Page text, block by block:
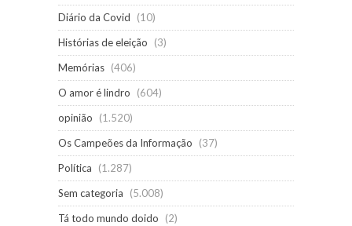
Diário da Covid
(10)
Histórias de eleição
(3)
Memórias (406)
O amor é lindro
(604)
opinião
(1.520)
Os Campeões da Informação
(37)
Política
(1.287)
Sem categoria
(5.008)
Tá todo mundo doido
(2)